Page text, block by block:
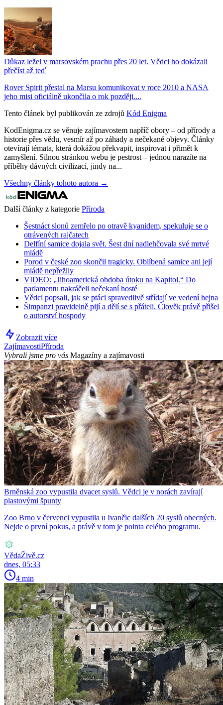
Důkaz ležel v marsovském prachu přes 20 let. Vědci ho dokázali
přečíst až teď
Rover Spirit přestal na Marsu komunikovat v roce 2010 a NASA
jeho misi oficiálně ukončila o rok později....
Tento článek byl publikován ze zdrojů Kód Enigma
KodEnigma.cz se věnuje zajímavostem napříč obory – od přírody a
historie přes vědu, vesmír až po záhady a nečekané objevy. Články
otevírají témata, která dokážou překvapit, inspirovat i přimět k
zamyšlení. Silnou stránkou webu je pestrost – jednou narazíte na
příběhy dávných civilizací, jindy na...
Všechny články tohoto autora →
Další články z kategorie Příroda
Šestnáct slonů zemřelo po otravě kyanidem, spekuluje se o
otrávených rajčatech
Delfíní samice dojala svět. Šest dní nadlehčovala své mrtvé
mládě
Porod v české zoo skončil tragicky. Oblíbená samice ani její
mládě nepřežily
VIDEO: „Jihoamerická obdoba útoku na Kapitol.“ Do
parlamentu nakráčeli nečekaní hosté
Vědci popsali, jak se ptáci spravedlivě střídají ve vedení hejna
Šimpanzi pravidelně pijí a dělí se s přáteli. Člověk právě přišel
o autorství hospody
Zobrazit více
ZajímavostiPříroda
Vybrali jsme pro vás Magazíny a zajímavosti
Brněnská zoo vypustila dvacet syslů. Vědci je v norách zavírají
plastovými špunty
Zoo Brno v červenci vypustila u Ivančic dalších 20 syslů obecných.
Nejde o první pokus, a právě v tom je pointa celého programu.
VědaŽivě.cz
dnes, 05:33
4 min